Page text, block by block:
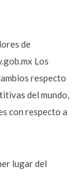
de
Los
respecto
del mundo,
con respecto a
lugar del